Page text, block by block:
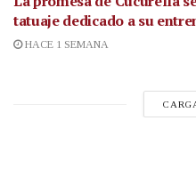
tatuaje dedicado a su
HACE 1 SEMANA